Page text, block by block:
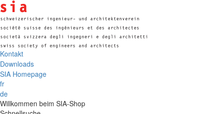
Kontakt
Downloads
SIA Homepage
fr
de
Willkommen beim SIA-Shop